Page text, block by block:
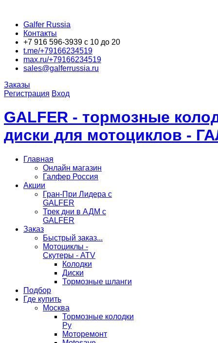
Galfer Russia
Контакты
+7 916 596-3939 с 10 до 20
t.me/+79166234519
max.ru/+79166234519
sales@galferrussia.ru
Заказы
Регистрация Вход
GALFER - тормозные
диски для мотоциклов -
Главная
Онлайн магазин
Галфер Россия
Акции
Гран-При Лидера c
GALFER
Трек дни в АДМ с
GALFER
Заказ
Быстрый заказ...
Мотоциклы -
Скутеры - ATV
Колодки
Диски
Тормозные шланги
Подбор
Где купить
Москва
Тормозные колодки
Ру
Моторемонт